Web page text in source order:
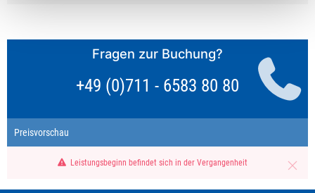
Fragen zur Buchung?
+49 (0)711 - 6583 80 80
Preisvorschau
Leistungsbeginn befindet sich in der Vergangenheit